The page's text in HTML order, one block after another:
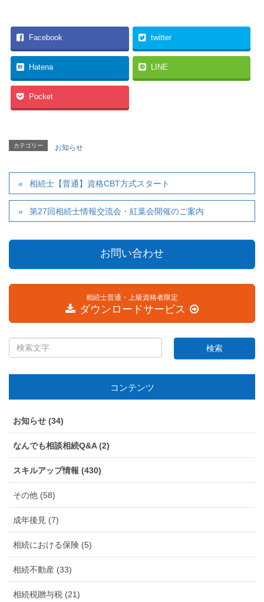
Facebook twitter
Hatena LINE
Pocket
カテゴリー お知らせ
相続士【普通】資格CBT方式スタート
第27回相続士情報交流会・紅葉会開催のご案内
お問い合わせ
相続士普通・上級資格者限定
ダウンロードサービス
コンテンツ
お知らせ (34)
なんでも相談相続Q&A (2)
スキルアップ情報 (430)
その他 (58)
成年後見 (7)
相続における保険 (5)
相続不動産 (33)
相続税贈与税 (21)